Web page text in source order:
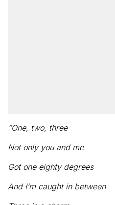
“One, two, three
Not only you and me
Got one eighty degrees
And I’m caught in between